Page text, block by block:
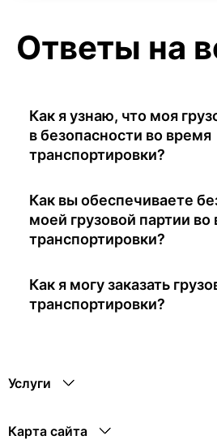
Ответы на
Как я узнаю, что моя
в безопасности во время
транспортировки?
Как вы обеспечиваете
моей грузовой партии во
транспортировки?
Как я могу заказать
транспортировки?
Услуги
Карта сайта